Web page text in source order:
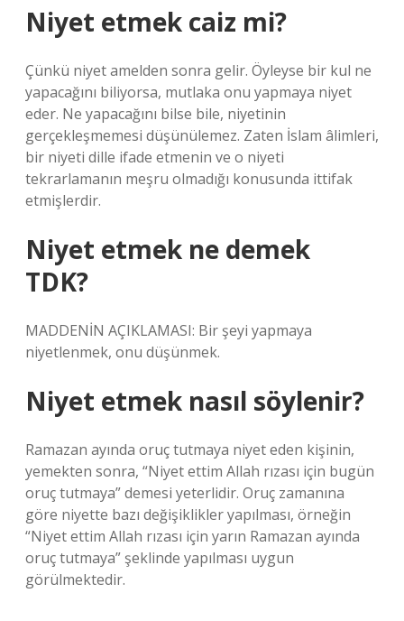
Niyet etmek caiz mi?
Çünkü niyet amelden sonra gelir. Öyleyse bir kul ne
yapacağını biliyorsa, mutlaka onu yapmaya niyet
eder. Ne yapacağını bilse bile, niyetinin
gerçekleşmemesi düşünülemez. Zaten İslam âlimleri,
bir niyeti dille ifade etmenin ve o niyeti
tekrarlamanın meşru olmadığı konusunda ittifak
etmişlerdir.
Niyet etmek ne demek
TDK?
MADDENİN AÇIKLAMASI: Bir şeyi yapmaya
niyetlenmek, onu düşünmek.
Niyet etmek nasıl söylenir?
Ramazan ayında oruç tutmaya niyet eden kişinin,
yemekten sonra, “Niyet ettim Allah rızası için bugün
oruç tutmaya” demesi yeterlidir. Oruç zamanına
göre niyette bazı değişiklikler yapılması, örneğin
“Niyet ettim Allah rızası için yarın Ramazan ayında
oruç tutmaya” şeklinde yapılması uygun
görülmektedir.